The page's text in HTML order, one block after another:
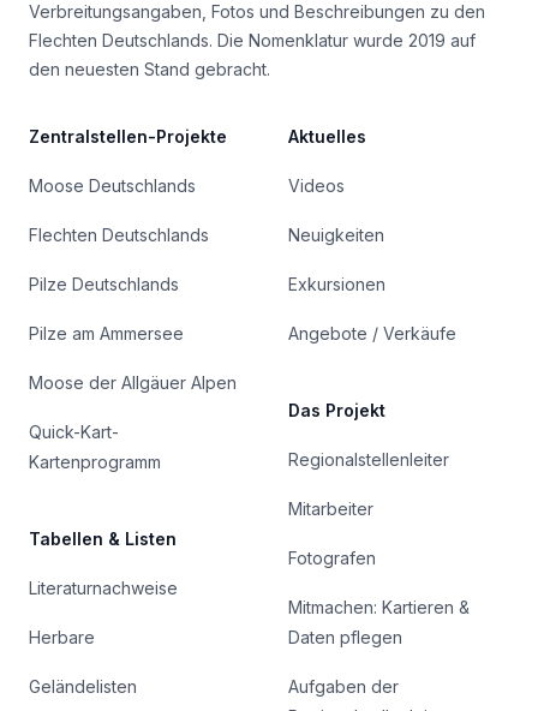
Verbreitungsangaben, Fotos und Beschreibungen zu den
Flechten Deutschlands. Die Nomenklatur wurde 2019 auf
den neuesten Stand gebracht.
Zentralstellen-Projekte
Moose Deutschlands
Flechten Deutschlands
Pilze Deutschlands
Pilze am Ammersee
Moose der Allgäuer Alpen
Quick-Kart-
Kartenprogramm
Tabellen & Listen
Literaturnachweise
Herbare
Geländelisten
Aktuelles
Videos
Neuigkeiten
Exkursionen
Angebote / Verkäufe
Das Projekt
Regionalstellenleiter
Mitarbeiter
Fotografen
Mitmachen: Kartieren &
Daten pflegen
Aufgaben der